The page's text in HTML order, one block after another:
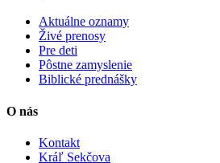
Aktuálne oznamy
Živé prenosy
Pre deti
Pôstne zamyslenie
Biblické prednášky
O nás
Kontakt
Kráľ Sekčova